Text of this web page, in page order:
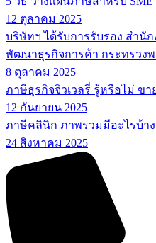
12 ตุลาคม 2025
บริษัทฯ ได้รับการรับรอง สำ
พัฒนาธุรกิจการค้า กระทรวง
8 ตุลาคม 2025
ภาษีธุรกิจจิวเวลรี่ รู้หรือไม่ ข
12 กันยายน 2025
ภาษีคลินิก ภาพรวมมีอะไรบ้าง
24 สิงหาคม 2025